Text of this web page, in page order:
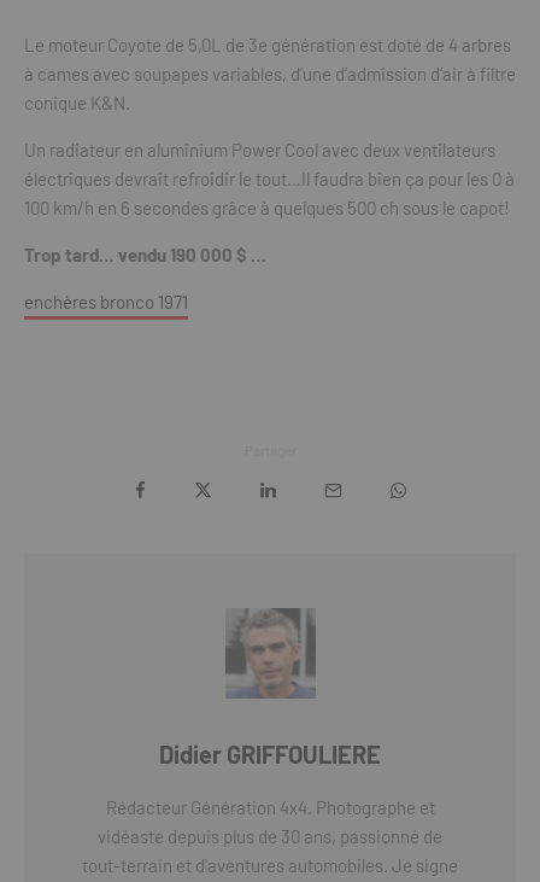
Le moteur Coyote de 5,0L de 3e génération est doté de 4 arbres
à cames avec soupapes variables, d’une d’admission d’air à filtre
conique K&N.
Un radiateur en aluminium Power Cool avec deux ventilateurs
électriques devrait refroidir le tout…Il faudra bien ça pour les 0 à
100 km/h en 6 secondes grâce à quelques 500 ch sous le capot!
Trop tard… vendu 190 000 $ …
enchères bronco 1971
Didier GRIFFOULIERE
Rédacteur Génération 4x4. Photographe et
vidéaste depuis plus de 30 ans, passionné de
tout-terrain et d'aventures automobiles. Je signe